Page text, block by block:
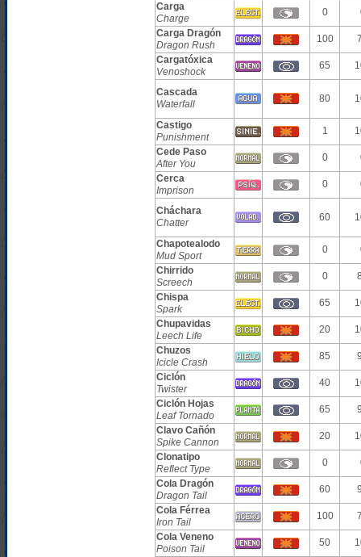
Carga
Charge
0
Carga Dragón
Dragon Rush
100
Cargatóxica
Venoshock
65
Cascada
Waterfall
80
Castigo
Punishment
1
Cede Paso
After You
0
Cerca
Imprison
0
Cháchara
Chatter
60
Chapotealodo
Mud Sport
0
Chirrido
Screech
0
Chispa
Spark
65
Chupavidas
Leech Life
20
Chuzos
Icicle Crash
85
Ciclón
Twister
40
Ciclón Hojas
Leaf Tornado
65
Clavo Cañón
Spike Cannon
20
Clonatipo
Reflect Type
0
Cola Dragón
Dragon Tail
60
Cola Férrea
Iron Tail
100
Cola Veneno
Poison Tail
50